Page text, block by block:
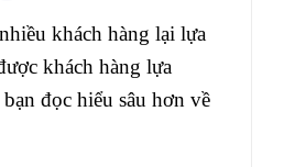
khách hàng lại lựa
khách hàng lựa
đọc hiểu sâu hơn về